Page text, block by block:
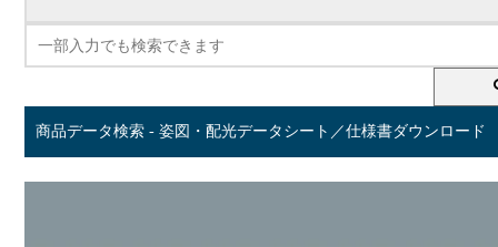
商品データ検索 - 姿図・配光データシート／仕様書ダウンロード